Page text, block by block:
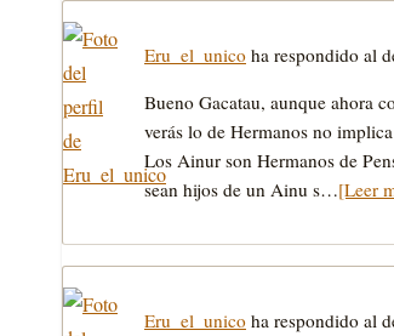
Eru_el_unico ha respondido al
Bueno Gacatau, aunque ahora
verás lo de Hermanos no
Los Ainur son Hermanos de
sean hijos de un Ainu s…[Leer
Eru_el_unico ha respondido al